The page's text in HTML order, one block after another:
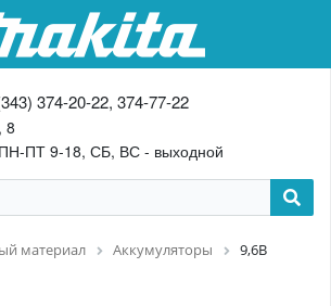
374-20-22, 374-77-22
8
ПТ 9-18, СБ, ВС - выходной
материал Аккумуляторы 9,6В